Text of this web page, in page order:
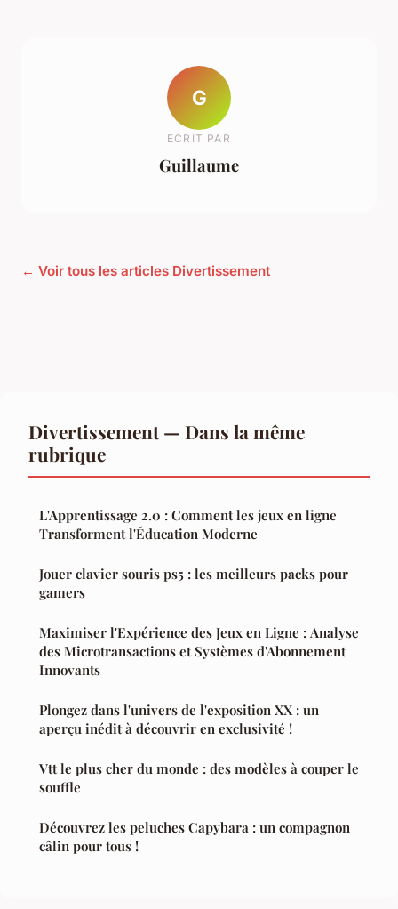
G
ECRIT PAR
Guillaume
← Voir tous les articles Divertissement
Divertissement — Dans la même
rubrique
L'Apprentissage 2.0 : Comment les jeux en ligne
Transforment l'Éducation Moderne
Jouer clavier souris ps5 : les meilleurs packs pour
gamers
Maximiser l'Expérience des Jeux en Ligne : Analyse
des Microtransactions et Systèmes d'Abonnement
Innovants
Plongez dans l'univers de l'exposition XX : un
aperçu inédit à découvrir en exclusivité !
Vtt le plus cher du monde : des modèles à couper le
souffle
Découvrez les peluches Capybara : un compagnon
câlin pour tous !